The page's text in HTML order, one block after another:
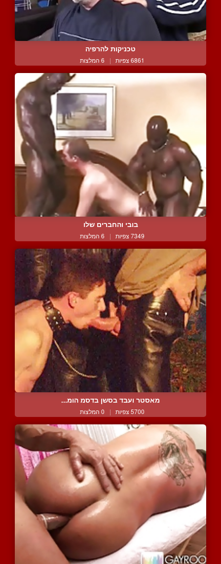
טכניקות להרפיה
6861 צפיות | 6 המלצות
בובי והחברים שלו
7349 צפיות | 6 המלצות
מאסטר ועבד בסשן בדסמ הומ...
5700 צפיות | 0 המלצות